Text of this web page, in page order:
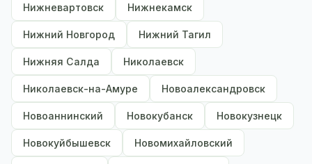
Нижневартовск Нижнекамск
Нижний Новгород Нижний Тагил
Нижняя Салда Николаевск
Николаевск-на-Амуре Новоалександровск
Новоаннинский Новокубанск Новокузнецк
Новокуйбышевск Новомихайловский